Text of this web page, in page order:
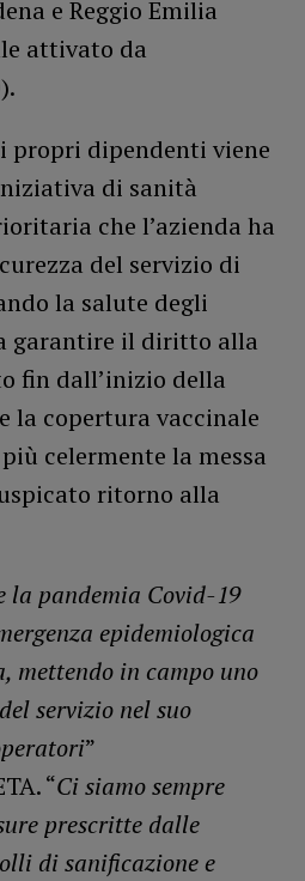
e Reggio Emilia
attivato da
propri dipendenti viene
di sanità
che l’azienda ha
del servizio di
la salute degli
garantire il diritto alla
fin dall’inizio della
la copertura vaccinale
celermente la messa
ritorno alla
la pandemia Covid-19
epidemiologica
mettendo in campo uno
servizio nel suo
”
“Ci siamo sempre
prescritte dalle
di sanificazione e